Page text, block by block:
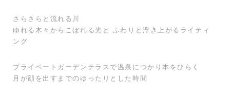
さらさらと流れる川
ゆれる木々からこぼれる光と ふわりと浮き上がるライティ
ング
プライベートガーデンテラスで温泉につかり本をひらく
月が顔を出すまでのゆったりとした時間